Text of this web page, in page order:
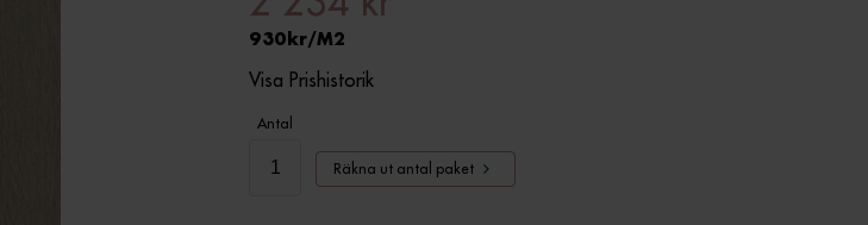
930 M2
Visa Prishistorik
Antal
Räkna ut antal paket